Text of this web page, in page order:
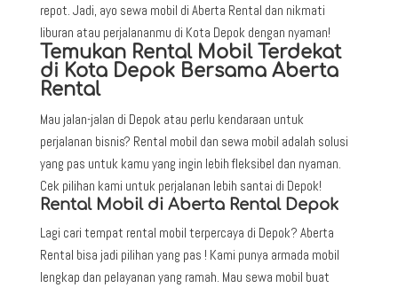
repot. Jadi, ayo sewa mobil di Aberta Rental dan nikmati
liburan atau perjalananmu di Kota Depok dengan nyaman!
Temukan Rental Mobil Terdekat
di Kota Depok Bersama Aberta
Rental
Mau jalan-jalan di Depok atau perlu kendaraan untuk
perjalanan bisnis? Rental mobil dan sewa mobil adalah solusi
yang pas untuk kamu yang ingin lebih fleksibel dan nyaman.
Cek pilihan kami untuk perjalanan lebih santai di Depok!
Rental Mobil di Aberta Rental Depok
Lagi cari tempat rental mobil terpercaya di Depok? Aberta
Rental bisa jadi pilihan yang pas ! Kami punya armada mobil
lengkap dan pelayanan yang ramah. Mau sewa mobil buat